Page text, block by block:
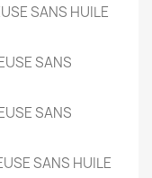
SANS HUILE
SANS
SANS
SANS HUILE